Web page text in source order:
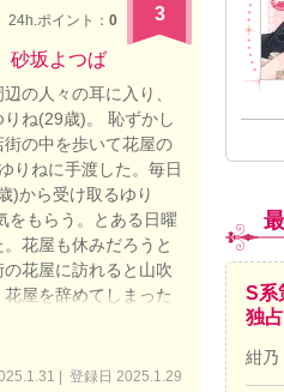
24h.ポイント： 0 3
砂坂よつば
の人々の耳に入り、
ね(29歳)。 恥ずかし
の中を歩いて花屋の
りねに手渡した。毎日
)から受け取るゆり
をもらう。とある日曜
花屋も休みだろうと
花屋に訪れると山吹
屋を辞めてしまった
| 登録日 2025.1.29
S系
独
紺乃